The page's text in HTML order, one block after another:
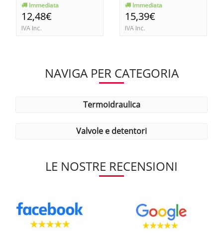
Immediata
12,48€
IVA Inc.
Immediata
15,39€
IVA Inc.
NAVIGA PER CATEGORIA
termoidraulica
valvole e detentori
LE NOSTRE RECENSIONI